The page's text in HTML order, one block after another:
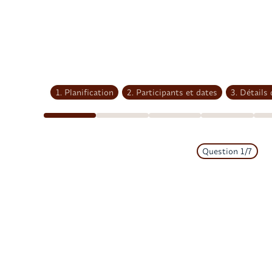
1. Planification 2. Participants et dates 3. Détails
Question1/7